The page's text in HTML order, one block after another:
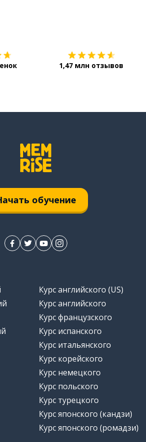
1,47 млн отзывов
обучение
Курс английского (US)
Курс английского
Курс французского
Курс испанского
Курс итальянского
Курс корейского
Курс немецкого
Курс польского
Курс турецкого
Курс японского (кандзи)
Курс японского (ромадзи)